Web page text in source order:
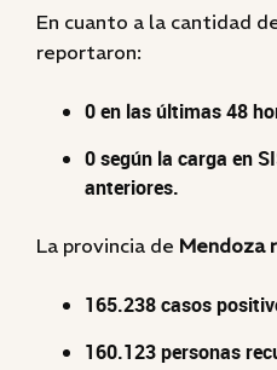
En cuanto a la cantidad
reportaron:
0 en las últimas 48
0 según la carga en
anteriores.
La provincia de Mendoza
165.238 casos
160.123 personas